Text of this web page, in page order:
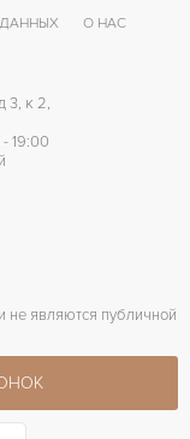
О НАС
3, к 2,
19:00
не являются публичной